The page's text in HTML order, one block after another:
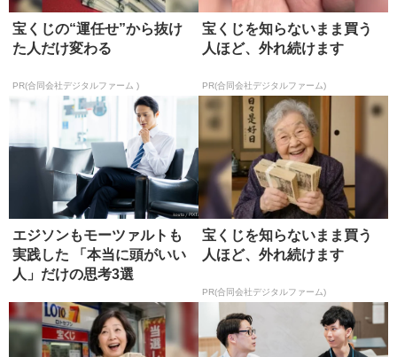
宝くじの“運任せ”から抜け
た人だけ変わる
PR(合同会社デジタルファーム )
宝くじを知らないまま買う
人ほど、外れ続けます
PR(合同会社デジタルファーム)
エジソンもモーツァルトも
実践した 「本当に頭がいい
人」だけの思考3選
宝くじを知らないまま買う
人ほど、外れ続けます
PR(合同会社デジタルファーム)